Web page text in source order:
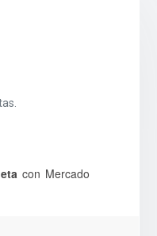
con Mercado